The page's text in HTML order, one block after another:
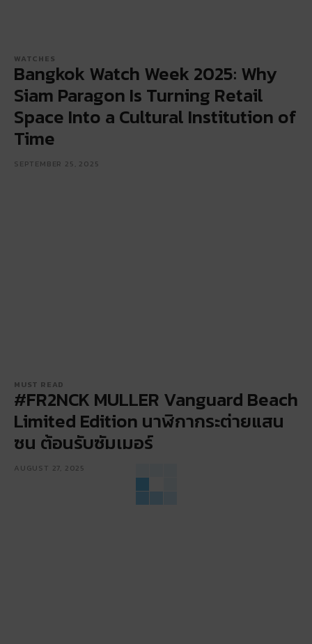
WATCHES
Bangkok Watch Week 2025: Why
Siam Paragon Is Turning Retail
Space Into a Cultural Institution of
Time
SEPTEMBER 25, 2025
MUST READ
#FR2NCK MULLER Vanguard Beach
Limited Edition นาฬิกากระต่ายแสน
ซน ต้อนรับซัมเมอร์
AUGUST 27, 2025